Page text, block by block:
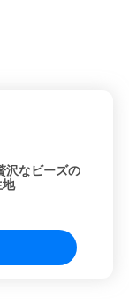
沢なビーズの
地